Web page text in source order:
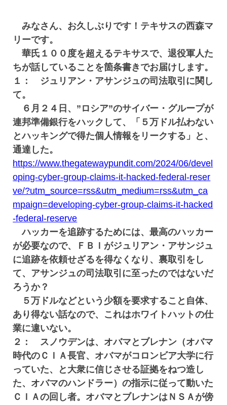
みなさん、お久しぶりです！テキサスの西森マ
リーです。
華氏１００度を超えるテキサスで、退役軍人た
ちが話していることを箇条書きでお届けします。
１： ジュリアン・アサンジュの司法取引に関し
て。
６月２４日、”ロシア”のサイバー・グループが
連邦準備銀行をハックして、「５万ドル払わない
とハッキングで得た個人情報をリークする」と、
通達した。
https://www.thegatewaypundit.com/2024/06/devel
oping-cyber-group-claims-it-hacked-federal-reser
ve/?utm_source=rss&utm_medium=rss&utm_ca
mpaign=developing-cyber-group-claims-it-hacked
-federal-reserve
ハッカーを追跡するためには、最高のハッカー
が必要なので、ＦＢＩがジュリアン・アサンジュ
に追跡を依頼せざるを得なくなり、裏取引をし
て、アサンジュの司法取引に至ったのではないだ
ろうか？
５万ドルなどという少額を要求すること自体、
あり得ない話なので、これはホワイトハットの仕
業に違いない。
２： スノウデンは、オバマとブレナン（オバマ
時代のＣＩＡ長官、オバマがコロンビア大学に行
っていた、と大衆に信じさせる証拠をねつ造し
た、オバマのハンドラー）の指示に従って動いた
ＣＩＡの回し者。オバマとブレナンはＮＳＡが傍